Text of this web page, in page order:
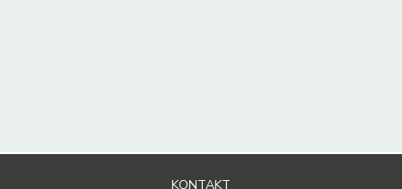
KONTAKT